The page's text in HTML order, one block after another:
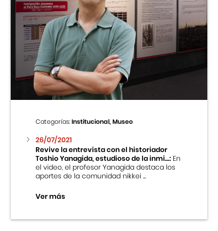
Categorías:Institucional, Museo
26/07/2021
Revive la entrevista con el historiador
Toshio Yanagida, estudioso de la inmi...:En
el video, el profesor Yanagida destaca los
aportes de la comunidad nikkei ...
Ver más